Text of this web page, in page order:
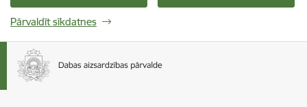
Pārvaldīt sīkdatnes